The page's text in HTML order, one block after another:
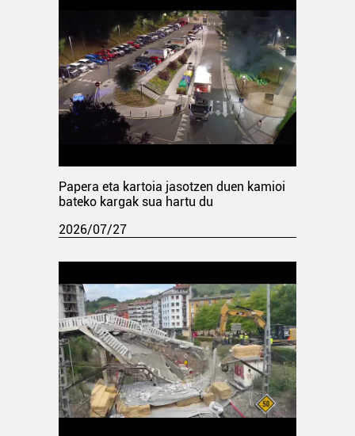
Papera eta kartoia jasotzen duen kamioi
bateko kargak sua hartu du
2026/07/27